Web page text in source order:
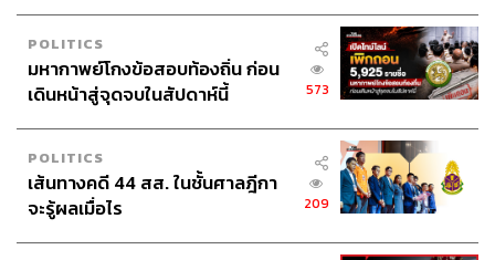
POLITICS
มหากาพย์โกงข้อสอบท้องถิ่น ก่อน
เดินหน้าสู่จุดจบในสัปดาห์นี้
573
POLITICS
เส้นทางคดี 44 สส. ในชั้นศาลฎีกา
จะรู้ผลเมื่อไร
209